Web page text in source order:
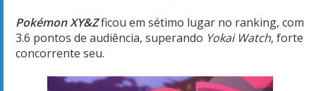
Pokémon XY&Zficou em sétimo lugar no ranking, com
3.6 pontos de audiência, superando Yokai Watch, forte
concorrente seu.